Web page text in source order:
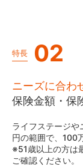
特長 02
ニーズに合わ
保険金額・保
ライフステージ
円の範囲で、100
※51歳以上の方は
ご確認ください。